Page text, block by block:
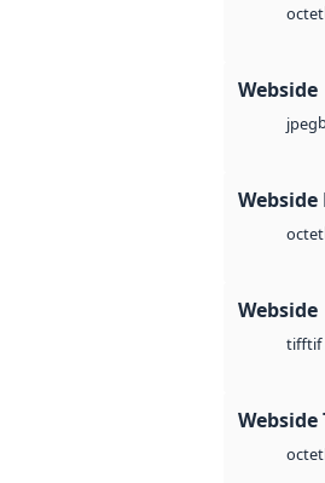
octet
Webside
jpeg
Webside
octet
Webside
tifftif
Webside
octet